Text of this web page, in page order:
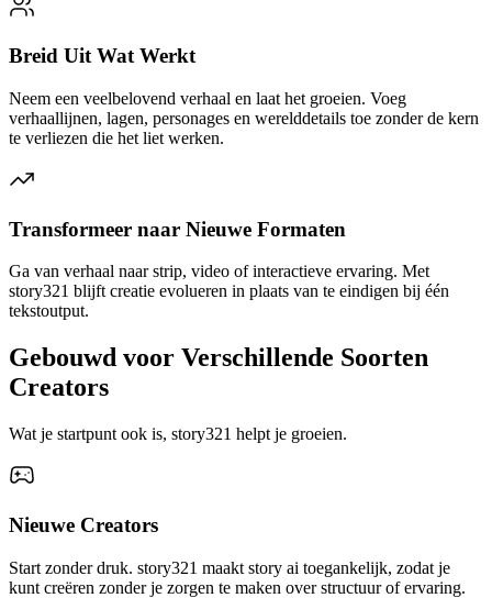
Breid Uit Wat Werkt
Neem een veelbelovend verhaal en laat het groeien. Voeg
verhaallijnen, lagen, personages en werelddetails toe zonder de kern
te verliezen die het liet werken.
Transformeer naar Nieuwe Formaten
Ga van verhaal naar strip, video of interactieve ervaring. Met
story321 blijft creatie evolueren in plaats van te eindigen bij één
tekstoutput.
Gebouwd voor Verschillende Soorten
Creators
Wat je startpunt ook is, story321 helpt je groeien.
Nieuwe Creators
Start zonder druk. story321 maakt story ai toegankelijk, zodat je
kunt creëren zonder je zorgen te maken over structuur of ervaring.